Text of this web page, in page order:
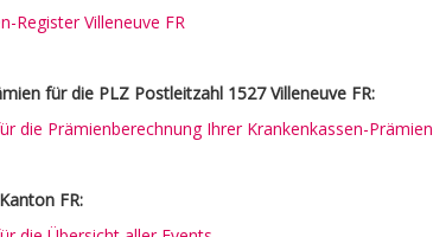
Register Villeneuve FR
für die PLZ Postleitzahl 1527 Villeneuve FR:
die Prämienberechnung Ihrer Krankenkassen-Prämien
FR: